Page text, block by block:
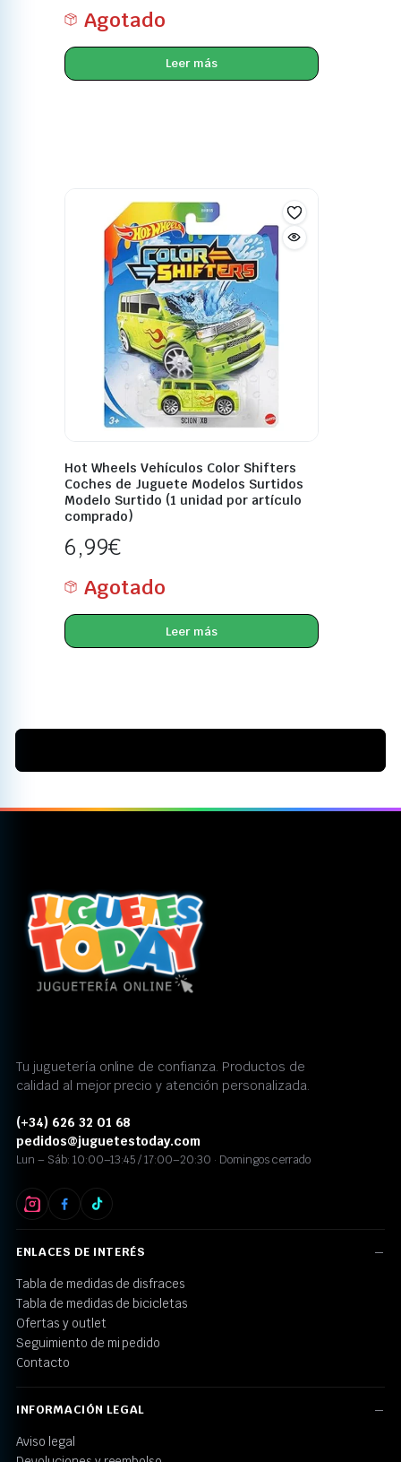
Agotado
Leer más
Hot Wheels Vehículos Color Shifters
Coches de Juguete Modelos Surtidos
Modelo Surtido (1 unidad por artículo
comprado)
6,99€
Agotado
Leer más
Tu juguetería online de confianza. Productos de
calidad al mejor precio y atención personalizada.
(+34) 626 32 01 68
pedidos@juguetestoday.com
Lun – Sáb: 10:00–13:45 / 17:00–20:30 · Domingos cerrado
ENLACES DE INTERÉS
Tabla de medidas de disfraces
Tabla de medidas de bicicletas
Ofertas y outlet
Seguimiento de mi pedido
Contacto
INFORMACIÓN LEGAL
Aviso legal